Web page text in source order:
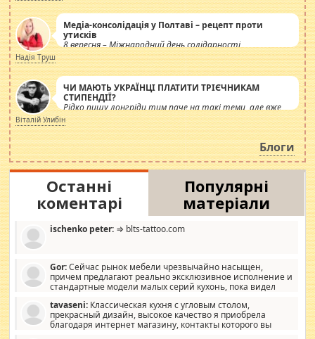
Медіа-консолідація у Полтаві – рецепт проти
утисків
8 вересня – Міжнародний день солідарності
журналістів.
Надія Труш
ЧИ МАЮТЬ УКРАЇНЦІ ПЛАТИТИ ТРІЄЧНИКАМ
СТИПЕНДІЇ?
Рідко пишу лонгріди тим паче на такі теми, але вже
просто дістало! Обурюють сьогоднішні інсенуації
навколо стипендіального питання. Штучно
роздувається ще одна соціальна катастрофа.
Віталій Улибін
Блоги
Останні
коментарі
Популярні
матеріали
ischenko peter: ⇒ blts-tattoo.com
Gor:Сейчас рынок мебели чрезвычайно насыщен,
причем предлагают реально эксклюзивное исполнение и
стандартные модели малых серий кухонь, пока видел
стандартные формы, в MebelOk, креативненько и что главное -
со вкусом все в порядке, без ненужных наворотов удорожающих
мебель, а это не последний фактор.
tavaseni: Классическая кухня с угловым столом,
прекрасный дизайн, высокое качество я приобрела
благодаря интернет магазину, контакты которого вы